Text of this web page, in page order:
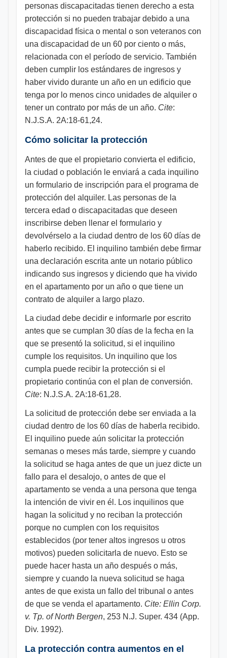
personas discapacitadas tienen derecho a esta
protección si no pueden trabajar debido a una
discapacidad física o mental o son veteranos con
una discapacidad de un 60 por ciento o más,
relacionada con el período de servicio. También
deben cumplir los estándares de ingresos y
haber vivido durante un año en un edificio que
tenga por lo menos cinco unidades de alquiler o
tener un contrato por más de un año. Cite:
N.J.S.A. 2A:18-61,24.
Cómo solicitar la protección
Antes de que el propietario convierta el edificio,
la ciudad o población le enviará a cada inquilino
un formulario de inscripción para el programa de
protección del alquiler. Las personas de la
tercera edad o discapacitadas que deseen
inscribirse deben llenar el formulario y
devolvérselo a la ciudad dentro de los 60 días de
haberlo recibido. El inquilino también debe firmar
una declaración escrita ante un notario público
indicando sus ingresos y diciendo que ha vivido
en el apartamento por un año o que tiene un
contrato de alquiler a largo plazo.
La ciudad debe decidir e informarle por escrito
antes que se cumplan 30 días de la fecha en la
que se presentó la solicitud, si el inquilino
cumple los requisitos. Un inquilino que los
cumpla puede recibir la protección si el
propietario continúa con el plan de conversión.
Cite: N.J.S.A. 2A:18-61,28.
La solicitud de protección debe ser enviada a la
ciudad dentro de los 60 días de haberla recibido.
El inquilino puede aún solicitar la protección
semanas o meses más tarde, siempre y cuando
la solicitud se haga antes de que un juez dicte un
fallo para el desalojo, o antes de que el
apartamento se venda a una persona que tenga
la intención de vivir en él. Los inquilinos que
hagan la solicitud y no reciban la protección
porque no cumplen con los requisitos
establecidos (por tener altos ingresos u otros
motivos) pueden solicitarla de nuevo. Esto se
puede hacer hasta un año después o más,
siempre y cuando la nueva solicitud se haga
antes de que exista un fallo del tribunal o antes
de que se venda el apartamento. Cite: Ellin Corp.
v. Tp. of North Bergen, 253 N.J. Super. 434 (App.
Div. 1992).
La protección contra aumentos en el